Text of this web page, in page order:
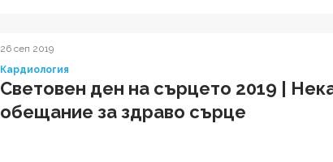
26 сеп 2019
Кардиология
Световен ден на сърцето 2019 |
обещание за здраво сърце